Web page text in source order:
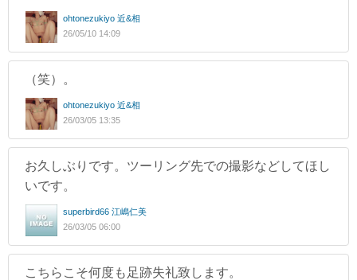
ohtonezukiyo 近&相
26/05/10 14:09
（笑）。
ohtonezukiyo 近&相
26/03/05 13:35
お久しぶりです。ツーリング先での撮影などしてほし
いです。
superbird66 江嶋仁美
26/03/05 06:00
こちらこそ何度も足跡失礼致します。